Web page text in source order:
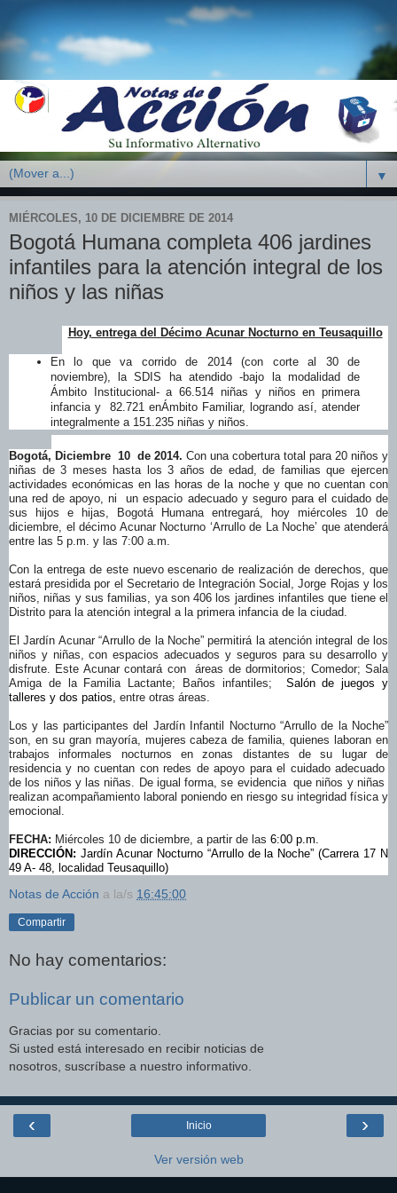
▼
MIÉRCOLES, 10 DE DICIEMBRE DE 2014
Bogotá Humana completa 406 jardines
infantiles para la atención integral de los
niños y las niñas
Hoy, entrega del Décimo Acunar Nocturno en Teusaquillo
En lo que va corrido de 2014 (con corte al 30 de
noviembre), la SDIS ha atendido -bajo la modalidad de
Ámbito Institucional- a 66.514 niñas y niños en primera
infanciay 82.721 enÁmbito Familiar, logrando así, atender
integralmente a151.235 niñas y niños.
Bogotá, Diciembre 10 de 2014. Con una cobertura total para 20 niños y
niñas de 3 meses hasta los 3 años de edad, de familias que ejercen
actividades económicas en las horas de la noche y que no cuentan con
una red de apoyo, ni un espacio adecuado y seguro para el cuidado de
sus hijos e hijas, Bogotá Humana entregará, hoy miércoles 10 de
diciembre, el décimo Acunar Nocturno ‘Arrullo de La Noche’ que atenderá
entre las 5 p.m. y las 7:00 a.m.
Con la entrega de este nuevo escenario de realización de derechos, que
estará presidida por el Secretario de Integración Social, Jorge Rojas y los
niños, niñas y sus familias, ya son 406 los jardines infantiles que tiene el
Distrito para la atención integral a la primera infancia de la ciudad.
El Jardín Acunar “Arrullo de la Noche” permitirá la atención integral de los
niños y niñas, con espacios adecuados y seguros para su desarrollo y
disfrute. Este Acunar contará con áreas de dormitorios; Comedor; Sala
Amiga de la Familia Lactante; Baños infantiles;
Salón de juegos y
talleres y dos patios, entre otras áreas.
Los y las participantes del Jardín Infantil Nocturno “Arrullo de la Noche”
son, en su gran mayoría, mujeres cabeza de familia, quienes laboran en
trabajos informales nocturnos en zonas distantes de su lugar de
residencia y no cuentan con redes de apoyo para el cuidado adecuado
de los niños y las niñas. De igual forma, se evidencia que niños y niñas
realizan acompañamiento laboral poniendo en riesgo su integridad física y
emocional.
FECHA: Miércoles 10 de diciembre, a partir de las 6:00 p.m.
DIRECCIÓN: Jardín Acunar Nocturno “Arrullo de la Noche” (Carrera 17 N
49 A- 48, localidad Teusaquillo)
Notas de Acción a la/s 16:45:00
Compartir
No hay comentarios:
Publicar un comentario
Gracias por su comentario.
Si usted está interesado en recibir noticias de
nosotros, suscríbase a nuestro informativo.
‹ ›
Inicio
Ver versión web